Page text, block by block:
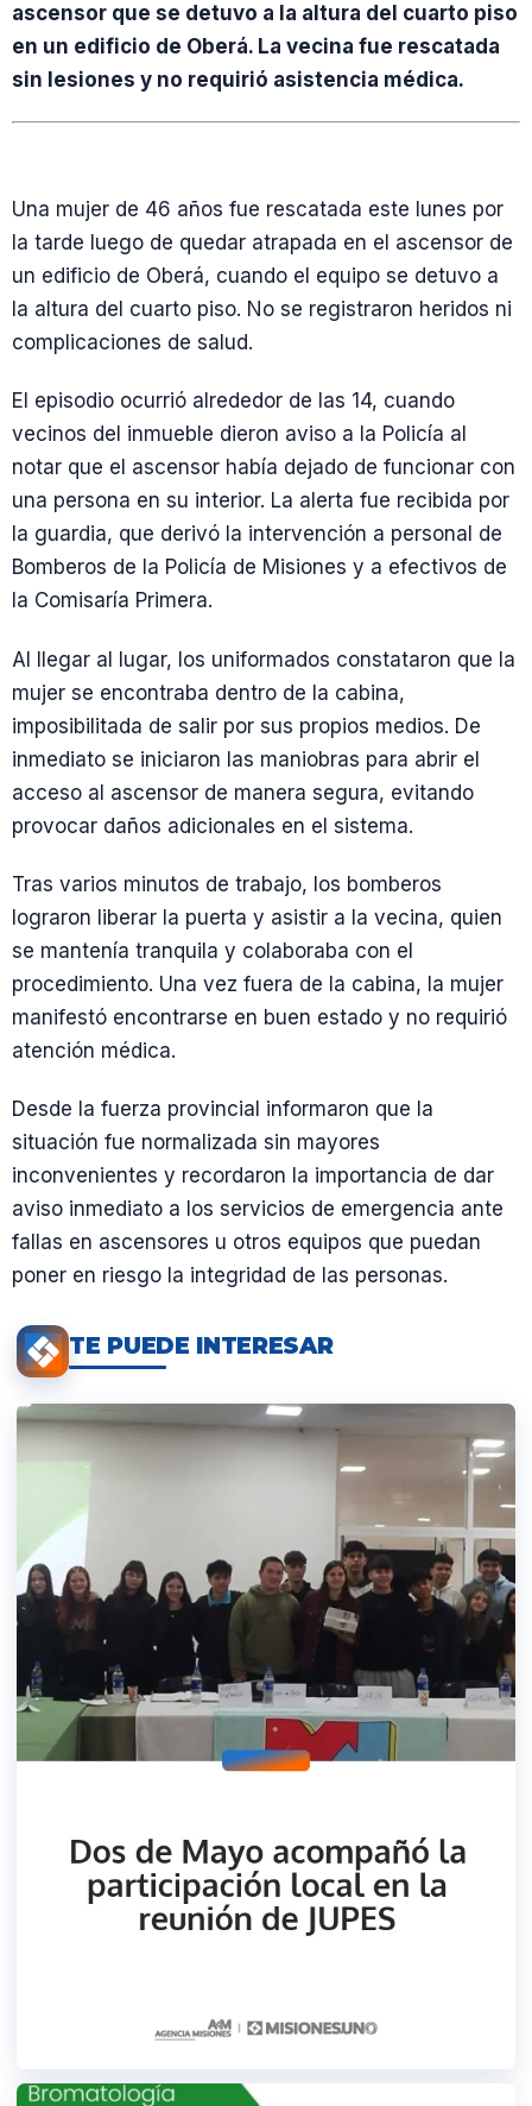
ascensor que se detuvo a la altura del cuarto piso
en un edificio de Oberá. La vecina fue rescatada
sin lesiones y no requirió asistencia médica.
Una mujer de 46 años fue rescatada este lunes por
la tarde luego de quedar atrapada en el ascensor de
un edificio de Oberá, cuando el equipo se detuvo a
la altura del cuarto piso. No se registraron heridos ni
complicaciones de salud.
El episodio ocurrió alrededor de las 14, cuando
vecinos del inmueble dieron aviso a la Policía al
notar que el ascensor había dejado de funcionar con
una persona en su interior. La alerta fue recibida por
la guardia, que derivó la intervención a personal de
Bomberos de la Policía de Misiones y a efectivos de
la Comisaría Primera.
Al llegar al lugar, los uniformados constataron que la
mujer se encontraba dentro de la cabina,
imposibilitada de salir por sus propios medios. De
inmediato se iniciaron las maniobras para abrir el
acceso al ascensor de manera segura, evitando
provocar daños adicionales en el sistema.
Tras varios minutos de trabajo, los bomberos
lograron liberar la puerta y asistir a la vecina, quien
se mantenía tranquila y colaboraba con el
procedimiento. Una vez fuera de la cabina, la mujer
manifestó encontrarse en buen estado y no requirió
atención médica.
Desde la fuerza provincial informaron que la
situación fue normalizada sin mayores
inconvenientes y recordaron la importancia de dar
aviso inmediato a los servicios de emergencia ante
fallas en ascensores u otros equipos que puedan
poner en riesgo la integridad de las personas.
TE PUEDE INTERESAR